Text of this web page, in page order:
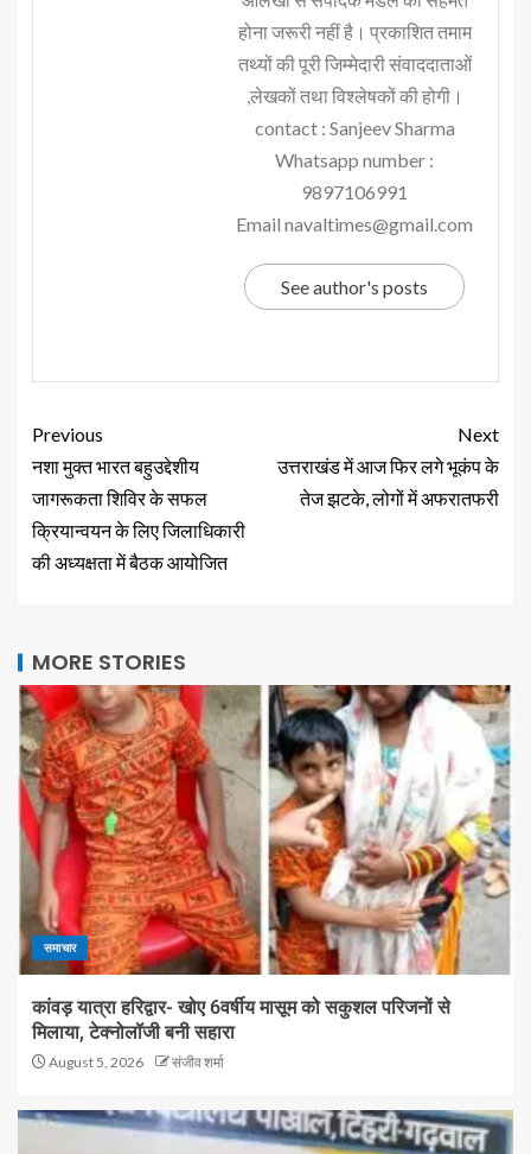
होना जरूरी नहीं है। प्रकाशित तमाम
तथ्यों की पूरी जिम्मेदारी संवाददाताओं
,लेखकों तथा विश्लेषकों की होगी।
contact : Sanjeev Sharma
Whatsapp number :
9897106991
Email navaltimes@gmail.com
See author's posts
Previous
नशा मुक्त भारत बहुउद्देशीय
जागरूकता शिविर के सफल
क्रियान्वयन के लिए जिलाधिकारी
की अध्यक्षता में बैठक आयोजित
Next
उत्तराखंड में आज फिर लगे भूकंप के
तेज झटके, लोगों में अफरातफरी
MORE STORIES
समाचार
कांवड़ यात्रा हरिद्वार- खोए 6वर्षीय मासूम को सकुशल परिजनों से
मिलाया, टेक्नोलॉजी बनी सहारा
August 5, 2026 संजीव शर्मा